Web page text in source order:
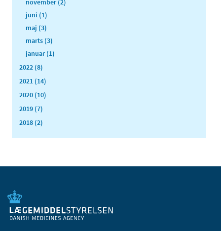
november (2)
juni (1)
maj (3)
marts (3)
januar (1)
2022 (8)
2021 (14)
2020 (10)
2019 (7)
2018 (2)